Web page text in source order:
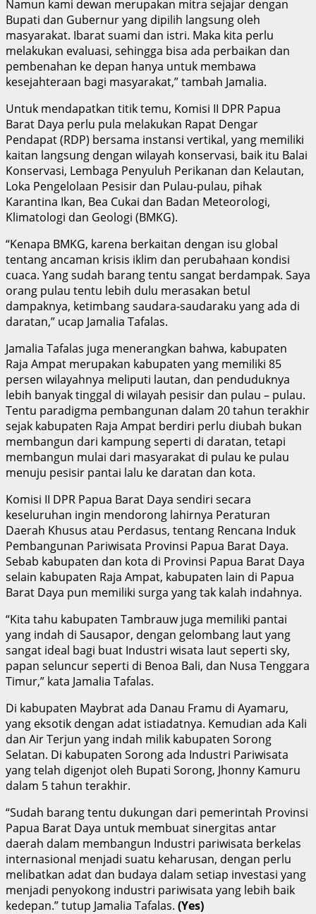
Namun kami dewan merupakan mitra sejajar dengan
Bupati dan Gubernur yang dipilih langsung oleh
masyarakat. Ibarat suami dan istri. Maka kita perlu
melakukan evaluasi, sehingga bisa ada perbaikan dan
pembenahan ke depan hanya untuk membawa
kesejahteraan bagi masyarakat,” tambah Jamalia.
Untuk mendapatkan titik temu, Komisi II DPR Papua
Barat Daya perlu pula melakukan Rapat Dengar
Pendapat (RDP) bersama instansi vertikal, yang memiliki
kaitan langsung dengan wilayah konservasi, baik itu Balai
Konservasi, Lembaga Penyuluh Perikanan dan Kelautan,
Loka Pengelolaan Pesisir dan Pulau-pulau, pihak
Karantina Ikan, Bea Cukai dan Badan Meteorologi,
Klimatologi dan Geologi (BMKG).
“Kenapa BMKG, karena berkaitan dengan isu global
tentang ancaman krisis iklim dan perubahaan kondisi
cuaca. Yang sudah barang tentu sangat berdampak. Saya
orang pulau tentu lebih dulu merasakan betul
dampaknya, ketimbang saudara-saudaraku yang ada di
daratan,” ucap Jamalia Tafalas.
Jamalia Tafalas juga menerangkan bahwa, kabupaten
Raja Ampat merupakan kabupaten yang memiliki 85
persen wilayahnya meliputi lautan, dan penduduknya
lebih banyak tinggal di wilayah pesisir dan pulau – pulau.
Tentu paradigma pembangunan dalam 20 tahun terakhir
sejak kabupaten Raja Ampat berdiri perlu diubah bukan
membangun dari kampung seperti di daratan, tetapi
membangun mulai dari masyarakat di pulau ke pulau
menuju pesisir pantai lalu ke daratan dan kota.
Komisi II DPR Papua Barat Daya sendiri secara
keseluruhan ingin mendorong lahirnya Peraturan
Daerah Khusus atau Perdasus, tentang Rencana Induk
Pembangunan Pariwisata Provinsi Papua Barat Daya.
Sebab kabupaten dan kota di Provinsi Papua Barat Daya
selain kabupaten Raja Ampat, kabupaten lain di Papua
Barat Daya pun memiliki surga yang tak kalah indahnya.
“Kita tahu kabupaten Tambrauw juga memiliki pantai
yang indah di Sausapor, dengan gelombang laut yang
sangat ideal bagi buat Industri wisata laut seperti sky,
papan seluncur seperti di Benoa Bali, dan Nusa Tenggara
Timur,” kata Jamalia Tafalas.
Di kabupaten Maybrat ada Danau Framu di Ayamaru,
yang eksotik dengan adat istiadatnya. Kemudian ada Kali
dan Air Terjun yang indah milik kabupaten Sorong
Selatan. Di kabupaten Sorong ada Industri Pariwisata
yang telah digenjot oleh Bupati Sorong, Jhonny Kamuru
dalam 5 tahun terakhir.
“Sudah barang tentu dukungan dari pemerintah Provinsi
Papua Barat Daya untuk membuat sinergitas antar
daerah dalam membangun Industri pariwisata berkelas
internasional menjadi suatu keharusan, dengan perlu
melibatkan adat dan budaya dalam setiap investasi yang
menjadi penyokong industri pariwisata yang lebih baik
kedepan.” tutup Jamalia Tafalas. (Yes)